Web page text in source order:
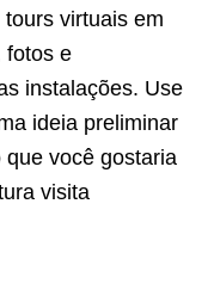
virtuais em
fotos e
instalações. Use
ideia preliminar
você gostaria
visita